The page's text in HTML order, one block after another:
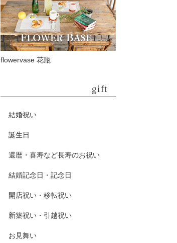
flowervase 花瓶
gift
結婚祝い
誕生日
還暦・喜寿など長寿のお祝い
結婚記念日・記念日
開店祝い・移転祝い
新築祝い・引越祝い
お見舞い